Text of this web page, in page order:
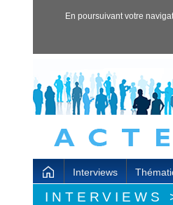
En poursuivant votre
Interviews
INTERVIEWS